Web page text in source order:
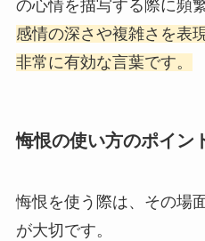
の心情を描写する際に頻
感情の深さや複雑さを表
非常に有効な言葉です。
悔恨の使い方のポイン
悔恨を使う際は、その場
が大切です。